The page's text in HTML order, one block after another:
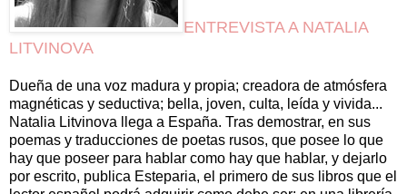
ENTREVISTA A NATALIA
LITVINOVA
Dueña de una voz madura y propia; creadora de atmósfera
magnéticas y seductiva; bella, joven, culta, leída y vivida...
Natalia Litvinova llega a España. Tras demostrar, en sus
poemas y traducciones de poetas rusos, que posee lo que
hay que poseer para hablar como hay que hablar, y dejarlo
por escrito, publica Esteparia, el primero de sus libros que el